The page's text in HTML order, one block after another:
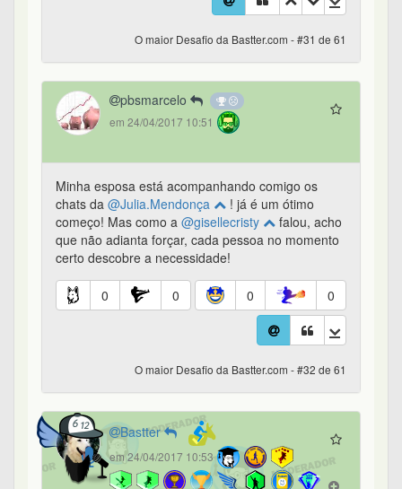
O maior Desafio da Bastter.com - #31 de 61
pbsmarcelo
em 24/04/2017 10:51
Minha esposa está acompanhando comigo os
chats da @Julia.Mendonça
! já é um ótimo
começo! Mas como a @gisellecristy
falou, acho
que não adianta forçar, cada pessoa no momento
certo descobre a necessidade!
0 0 0 0
O maior Desafio da Bastter.com - #32 de 61
Bastter
em 24/04/2017 10:53